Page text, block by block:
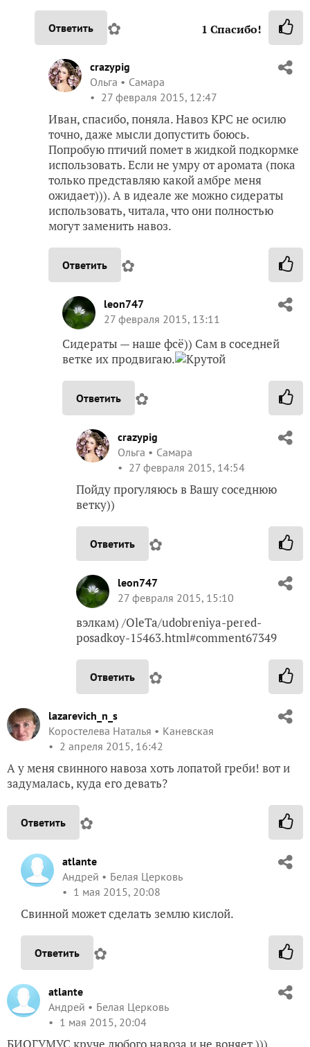
Ответить ✿ 1 Спасибо!
crazypig
Ольга
Самара
27 февраля 2015, 12:47
Иван, спасибо, поняла. Навоз КРС не осилю
точно, даже мысли допустить боюсь.
Попробую птичий помет в жидкой подкормке
использовать. Если не умру от аромата (пока
только представляю какой амбре меня
ожидает))). А в идеале же можно сидераты
использовать, читала, что они полностью
могут заменить навоз.
Ответить ✿
leon747
27 февраля 2015, 13:11
Сидераты — наше фсё)) Сам в соседней
ветке их продвигаю.
Ответить ✿
crazypig
Ольга
Самара
27 февраля 2015, 14:54
Пойду прогуляюсь в Вашу соседнюю
ветку))
Ответить ✿
leon747
27 февраля 2015, 15:10
вэлкам) /OleTa/udobreniya-pered-
posadkoy-15463.html#comment67349
Ответить ✿
lazarevich_n_s
Коростелева Наталья
Каневская
2 апреля 2015, 16:42
А у меня свинного навоза хоть лопатой греби! вот и
задумалась, куда его девать?
Ответить ✿
atlante
Андрей
Белая Церковь
1 мая 2015, 20:08
Свинной может сделать землю кислой.
Ответить ✿
atlante
Андрей
Белая Церковь
1 мая 2015, 20:04